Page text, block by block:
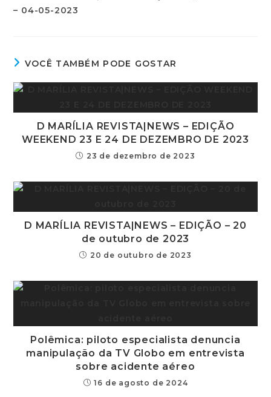
VOCÊ TAMBÉM PODE GOSTAR
D MARÍLIA REVISTA|NEWS – EDIÇÃO
WEEKEND 23 E 24 DE DEZEMBRO DE 2023
23 de dezembro de 2023
D MARÍLIA REVISTA|NEWS – EDIÇÃO – 20
de outubro de 2023
20 de outubro de 2023
Polêmica: piloto especialista denuncia
manipulação da TV Globo em entrevista
sobre acidente aéreo
16 de agosto de 2024